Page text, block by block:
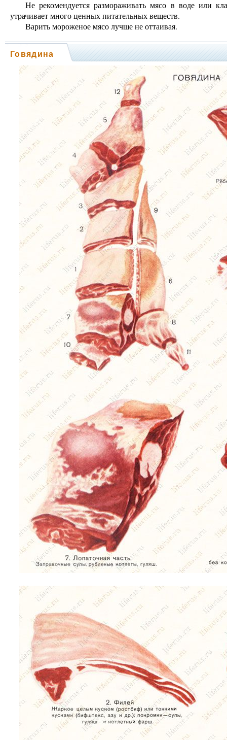
Не рекомендуется размораживать мясо в воде или
утрачивает много ценных питательных веществ.
Варить мороженое мясо лучше не оттаивая.
Говядина